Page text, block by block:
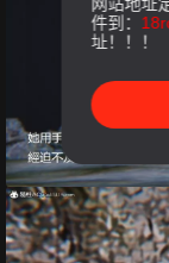
件到：
址！！！